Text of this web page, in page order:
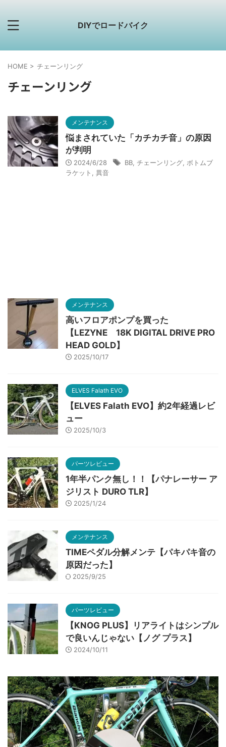
DIYでロードバイク
HOME > チェーンリング
チェーンリング
メンテナンス
悩まされていた「カチカチ音」の原因
が判明
2024/6/28 BB チェーンリング ボトムブ
ラケット
異音
メンテナンス
高いフロアポンプを買った
【LEZYNE 18K DIGITAL DRIVE PRO
HEAD GOLD】
2025/10/17
ELVES Falath EVO
【ELVES Falath EVO】約2年経過レビ
ュー
2025/10/3
パーツレビュー
1年半パンク無し！！【パナレーサー ア
ジリスト DURO TLR】
2025/1/24
メンテナンス
TIMEペダル分解メンテ【パキパキ音の
原因だった】
2025/9/25
パーツレビュー
【KNOG PLUS】リアライトはシンプル
で良いんじゃない【ノグ プラス】
2024/10/11